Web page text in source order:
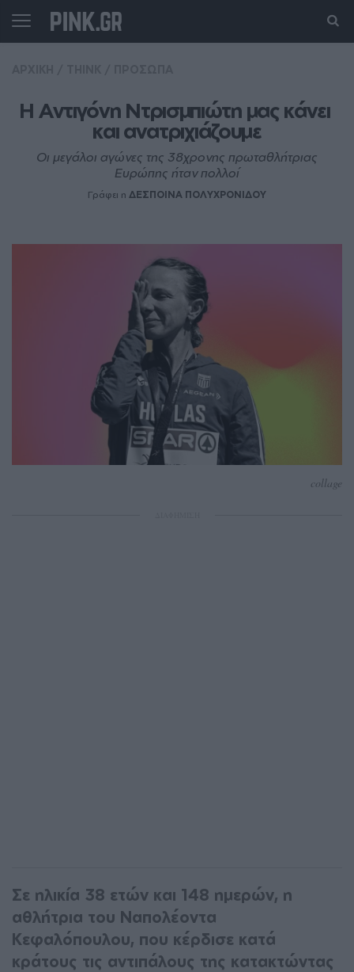
Η Αντιγόνη Ντρισμπιώτη μας κάνει
και ανατριχιάζουμε
Οι μεγάλοι αγώνες της 38χρονης πρωταθλήτριας
Ευρώπης ήταν πολλοί
Γράφει η ΔΕΣΠΟΙΝΑ ΠΟΛΥΧΡΟΝΙΔΟΥ
collage
Σε ηλικία 38 ετών και 148 ημερών, η
αθλήτρια του Ναπολέοντα
Κεφαλόπουλου, που κέρδισε κατά
κράτους τις αντιπάλους της κατακτώντας